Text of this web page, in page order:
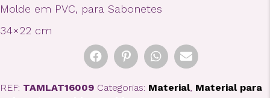
Molde em PVC, para Sabonetes
34×22 cm
REF: TAMLAT16009 Categorias: Material, Material para